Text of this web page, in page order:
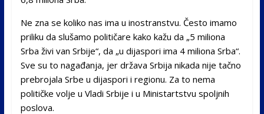
Ne zna se koliko nas ima u inostranstvu. Često imamo
priliku da slušamo političare kako kažu da „5 miliona
Srba živi van Srbije“, da „u dijaspori ima 4 miliona Srba“.
Sve su to nagađanja, jer država Srbija nikada nije tačno
prebrojala Srbe u dijaspori i regionu. Za to nema
političke volje u Vladi Srbije i u Ministartstvu spoljnih
poslova.